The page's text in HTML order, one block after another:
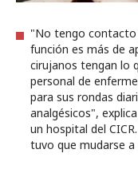
"No tengo contacto
función es más de
cirujanos tengan lo
personal de
para sus rondas
analgésicos",
un hospital del
tuvo que mudarse